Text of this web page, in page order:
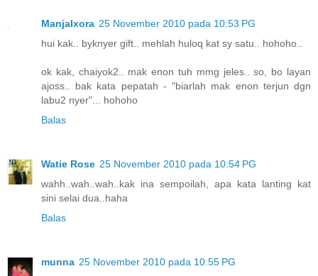
ManjaIxora 25 November 2010 pada 10:53 PG
hui kak.. byknyer gift.. mehlah huloq kat sy satu.. hohoho..
ok kak, chaiyok2.. mak enon tuh mmg jeles.. so, bo layan
ajoss.. bak kata pepatah - "biarlah mak enon terjun dgn
labu2 nyer"... hohoho
Balas
Watie Rose 25 November 2010 pada 10:54 PG
wahh..wah..wah..kak ina sempoilah, apa kata lanting kat
sini selai dua..haha
Balas
munna 25 November 2010 pada 10:55 PG